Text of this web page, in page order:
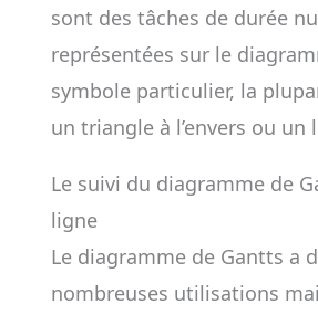
sont des tâches de durée
représentées sur le
symbole particulier, la
un triangle à l’envers ou un
Le suivi du diagramme de
ligne
Le diagramme de Gantts a
nombreuses utilisations